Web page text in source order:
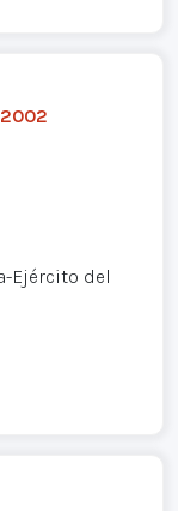
Ejército del